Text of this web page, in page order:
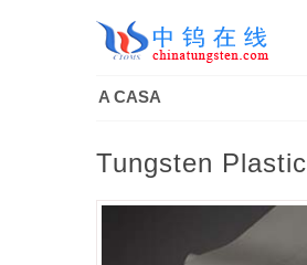
A CASA
Tungsten Plastic